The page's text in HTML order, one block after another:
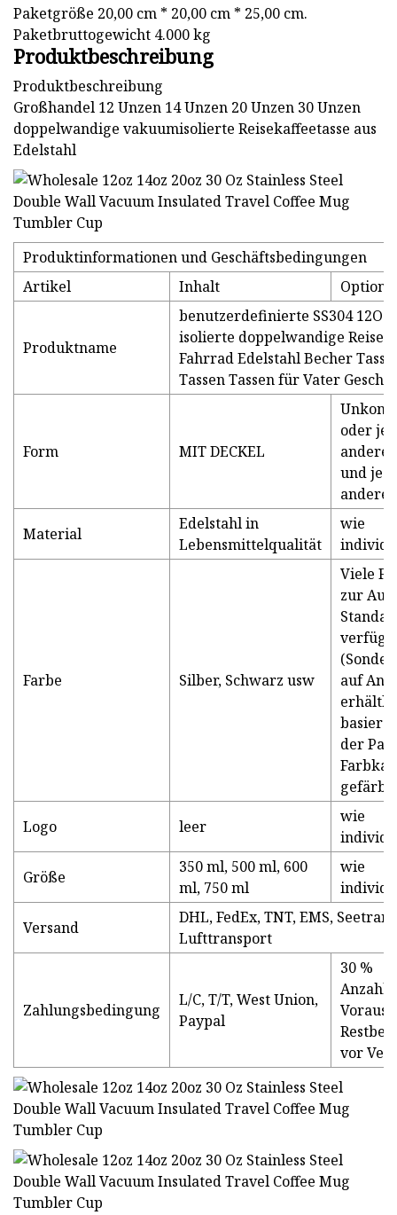
Paketgröße 20,00 cm * 20,00 cm * 25,00 cm.
Paketbruttogewicht 4.000 kg
Produktbeschreibung
Produktbeschreibung
Großhandel 12 Unzen 14 Unzen 20 Unzen 30 Unzen
doppelwandige vakuumisolierte Reisekaffeetasse aus
Edelstahl
Produktinformationen und Geschäftsbedingungen
Artikel
Inhalt
Produktname
benutzerdefinierte SS304 12OZ
isolierte doppelwandige Reise
Fahrrad Edelstahl Becher Tasse
Tassen Tassen für Vater
Form MIT DECKEL
oder
andere
und
andere
Material
Edelstahl in
Lebensmittelqualität
wie
Farbe Silber, Schwarz usw
Viele
zur
auf
der
gefärbt)
Logo leer
wie
Größe
350 ml, 500 ml, 600
ml, 750 ml
wie
Versand
DHL, FedEx, TNT, EMS,
Lufttransport
Zahlungsbedingung
L/C, T/T, West Union,
Paypal
30 %
Voraus,
vor